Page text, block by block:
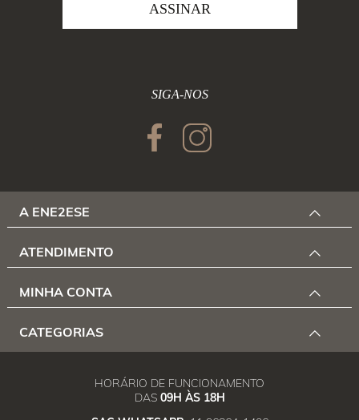
ASSINAR
SIGA-NOS
A ENE2ESE
ATENDIMENTO
MINHA CONTA
CATEGORIAS
HORÁRIO DE FUNCIONAMENTO
DAS 09H ÀS 18H